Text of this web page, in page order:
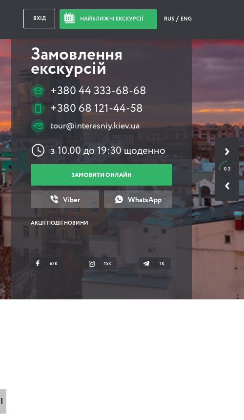
ВХІД НАЙБЛИЖЧІ ЕКСКУРСІЇ RUS ENG
0 2
Замовлення
екскурсій
+380 44 333-68-68
+380 68 121-44-58
tour@interesniy.kiev.ua
з 10.00 до 19:30 щоденно
ЗАМОВИТИ ОНЛАЙН
Viber WhatsApp
АКЦІЇ ПОДІЇ НОВИНИ
62K 15K 1К